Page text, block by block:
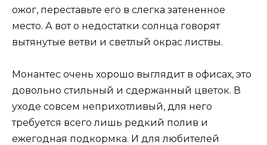
ожог, переставьте его в слегка затененное
место. А вот о недостатки солнца говорят
вытянутые ветви и светлый окрас листвы.
Монантес очень хорошо выглядит в офисах, это
довольно стильный и сдержанный цветок. В
уходе совсем неприхотливый, для него
требуется всего лишь редкий полив и
ежегодная подкормка. И для любителей